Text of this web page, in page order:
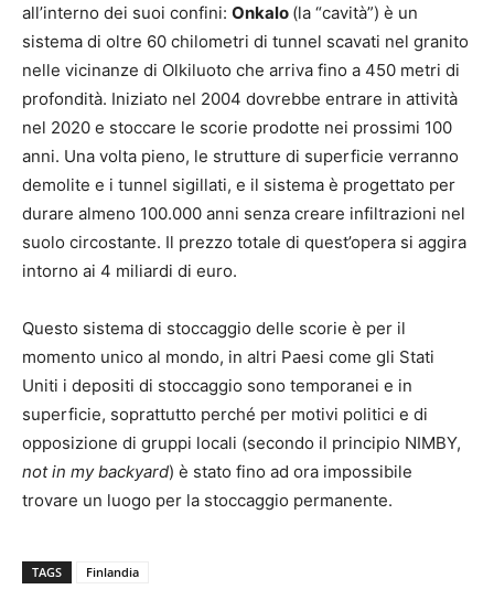
all’interno dei suoi confini: Onkalo (la “cavità”) è un
sistema di oltre 60 chilometri di tunnel scavati nel granito
nelle vicinanze di Olkiluoto che arriva fino a 450 metri di
profondità. Iniziato nel 2004 dovrebbe entrare in attività
nel 2020 e stoccare le scorie prodotte nei prossimi 100
anni. Una volta pieno, le strutture di superficie verranno
demolite e i tunnel sigillati, e il sistema è progettato per
durare almeno 100.000 anni senza creare infiltrazioni nel
suolo circostante. Il prezzo totale di quest’opera si aggira
intorno ai 4 miliardi di euro.
Questo sistema di stoccaggio delle scorie è per il
momento unico al mondo, in altri Paesi come gli Stati
Uniti i depositi di stoccaggio sono temporanei e in
superficie, soprattutto perché per motivi politici e di
opposizione di gruppi locali (secondo il principio NIMBY,
not in my backyard) è stato fino ad ora impossibile
trovare un luogo per la stoccaggio permanente.
TAGS Finlandia